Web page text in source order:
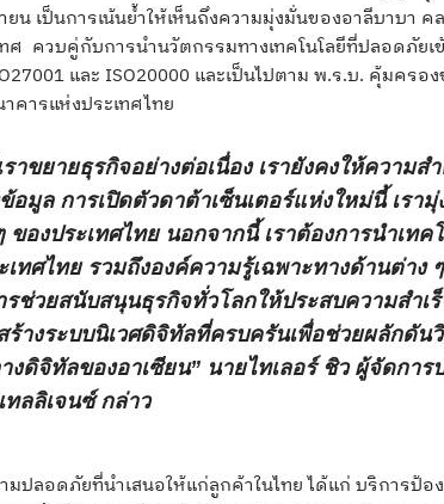
น เป็นการเน้นย้ำให้เห็นถึงความมุ่งมั่นของอาลีบาบา
ทศ ควบคู่กับการนำนวัตกรรมทางเทคโนโลยีที่ปลอดภัย
และ ISO20000 และเป็นไปตาม พ.ร.บ. คุ้มคร
คารแห่งประเทศไทย
าขยายธุรกิจอย่างต่อเนื่อง เรายังคงให้ความ
อมูล การเปิดตัวดาต้าเซ็นเตอร์แห่งใหม่นี้ เร
ของประเทศไทย นอกจากนี้ เราต้องการนำเท
เทศไทย รวมถึงองค์ความรู้เฉพาะทางด้านต่า
รช่วยสนับสนุนธุรกิจทั่วโลกให้ประสบความสำเ
ร้างระบบนิเวศดิจิทัลที่ครบครันเพื่อช่วยผลักดัน
งดิจิทัลของอาเซียน” นายไทเลอร์ ชิว ผู้จัดการ
ทลลิเจนซ์ กล่าว
ปลอดภัยที่นำเสนอให้แก่ลูกค้าในไทย ได้แก่ บริการป้อ